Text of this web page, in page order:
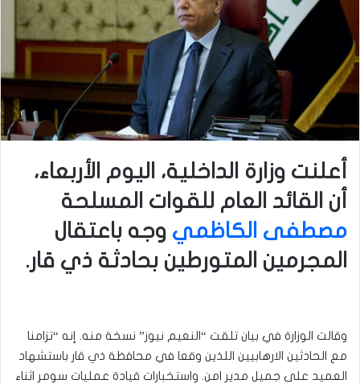
أعلنت وزارة الداخلية، اليوم الأربعاء،
أن القائد العام للقوات المسلحة
مصطفى الكاظمي وجه باعتقال
المجرمين المتورطين بحادثة ذي قار.
وقالت الوزارة في بيان تلقت “النعيم نيوز” نسخة منه. إنه “تزامنا
مع الحادثين الارهابيين اللذين وقعا في محافظة ذي قار باستشهاد
العميد على جميل مدير امن. واستخبارات قيادة عمليات سومر اثناء